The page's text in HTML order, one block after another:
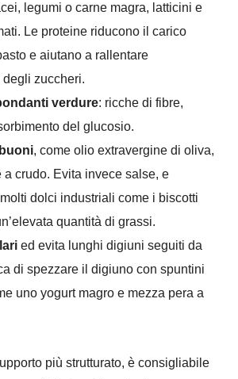
legumi o carne magra, latticini e
Le proteine riducono il carico
e aiutano a rallentare
degli zuccheri.
verdure: ricche di fibre,
del glucosio.
, come olio extravergine di oliva,
a crudo. Evita invece salse, e
dolci industriali come i biscotti
quantità di grassi.
ed evita lunghi digiuni seguiti da
di spezzare il digiuno con spuntini
uno yogurt magro e mezza pera a
più strutturato, è consigliabile